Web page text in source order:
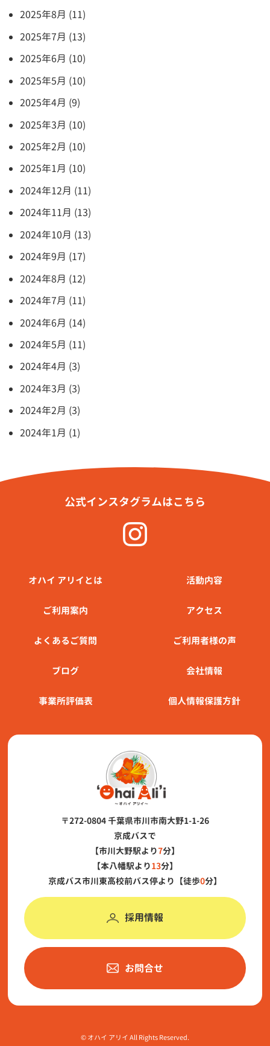
2025年8月 (11)
2025年7月 (13)
2025年6月 (10)
2025年5月 (10)
2025年4月 (9)
2025年3月 (10)
2025年2月 (10)
2025年1月 (10)
2024年12月 (11)
2024年11月 (13)
2024年10月 (13)
2024年9月 (17)
2024年8月 (12)
2024年7月 (11)
2024年6月 (14)
2024年5月 (11)
2024年4月 (3)
2024年3月 (3)
2024年2月 (3)
2024年1月 (1)
公式インスタグラムはこちら
オハイ アリイとは 活動内容
ご利⽤案内 アクセス
よくあるご質問 ご利用者様の声
ブログ 会社情報
事業所評価表 個人情報保護方針
〒272-0804 千葉県市川市南大野1-1-26
京成バスで
【市川大野駅より7分】
【本八幡駅より13分】
京成バス市川東高校前バス停より【徒歩0分】
採用情報
お問合せ
©︎ オハイ アリイ All Rights Reserved.